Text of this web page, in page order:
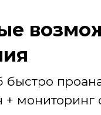
быстро
мониторинг